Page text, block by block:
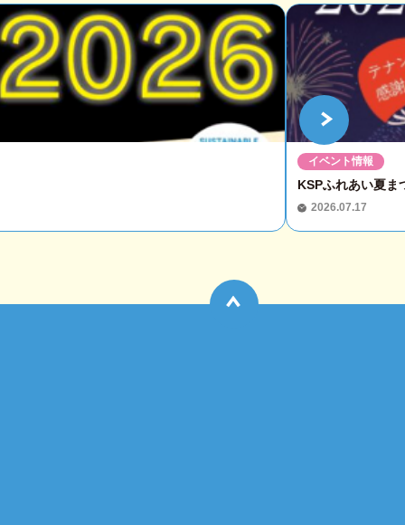
KSPふれあい夏
2026.07.17
イベント情報